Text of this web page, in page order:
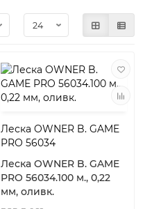
Леска OWNER B. GAME
PRO 56034
Леска OWNER B. GAME
PRO 56034.100 м., 0,22
мм, оливк.